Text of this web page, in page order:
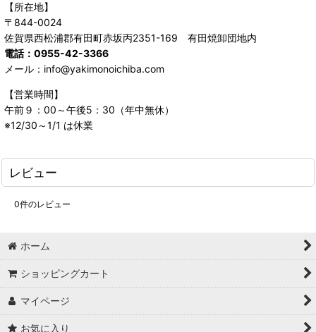
【所在地】
〒844-0024
佐賀県西松浦郡有田町赤坂丙2351-169 有田焼卸団地内
電話：0955-42-3366
メール：info@yakimonoichiba.com
【営業時間】
午前９：00～午後5：30（年中無休）
※12/30～1/1 は休業
レビュー
0件のレビュー
ホーム
ショッピングカート
マイページ
お気に入り